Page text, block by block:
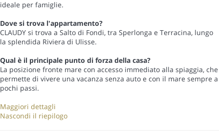
ideale per famiglie.
Dove si trova l'appartamento?
CLAUDY si trova a Salto di Fondi, tra Sperlonga e Terracina, lungo
la splendida Riviera di Ulisse.
Qual è il principale punto di forza della casa?
La posizione fronte mare con accesso immediato alla spiaggia, che
permette di vivere una vacanza senza auto e con il mare sempre a
pochi passi.
Maggiori dettagli
Nascondi il riepilogo